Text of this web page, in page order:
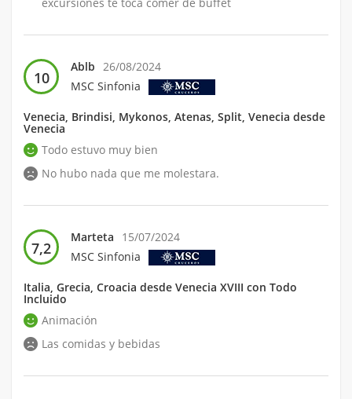
10
Ablb 26/08/2024
MSC Sinfonia
Venecia, Brindisi, Mykonos, Atenas, Split, Venecia desde
Venecia
Todo estuvo muy bien
No hubo nada que me molestara.
7,2
Marteta
15/07/2024
MSC Sinfonia
Italia, Grecia, Croacia desde Venecia XVIII con Todo
Incluido
Animación
Las comidas y bebidas